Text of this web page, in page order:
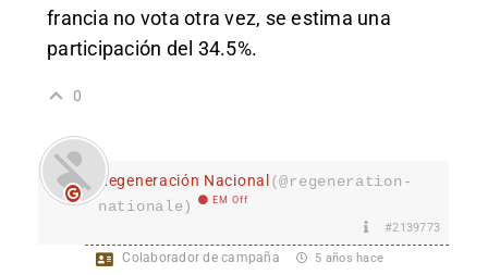
francia no vota otra vez, se estima una
participación del 34.5%.
0
Regeneración Nacional(@regeneration-
nationale)
EM Off
#2139773
Colaborador de campaña 5 años hace